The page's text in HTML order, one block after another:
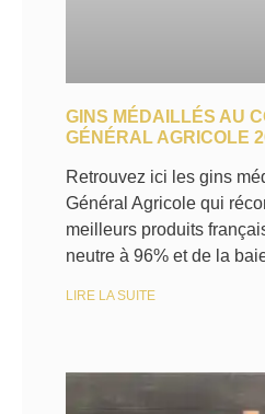
GINS MÉDAILLÉS AU
GÉNÉRAL AGRICOLE
Retrouvez ici les gins
Général Agricole qui
meilleurs produits
neutre à 96% et de la
LIRE LA SUITE